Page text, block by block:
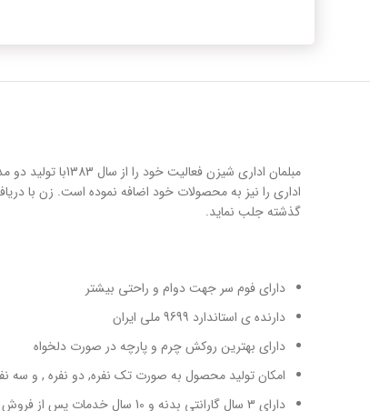
اداری را نیز به محصولات خود اضافه نموده است. زن با
گذشته جلب نماید.
دارای فوم سر جهت دوام و راحتی بیشتر
دارنده ی استاندارد 9699 ملی ایران
دارای بهترین روکش چرم و پارچه در صورت دلخواه
امکان تولید محصول به صورت تک نفره, دو نفره , و سه
دارای 3 سال گارانتی بدنه و 10 سال خدمات پس از فروش